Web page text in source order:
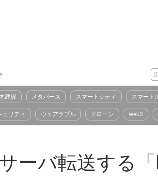
建設 メタバース スマートシティ スマート
ュリティ ウェアラブル ドローン web3
ーバ転送する